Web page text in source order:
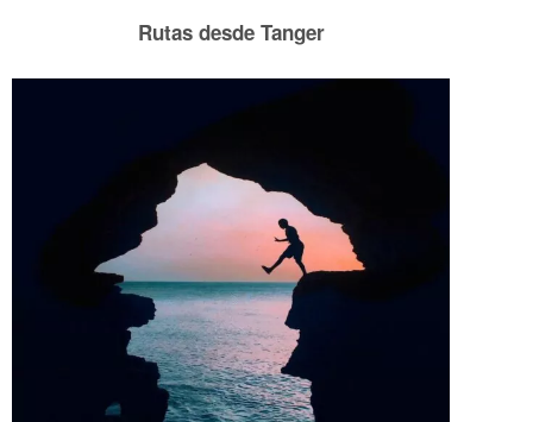
Rutas desde Tanger